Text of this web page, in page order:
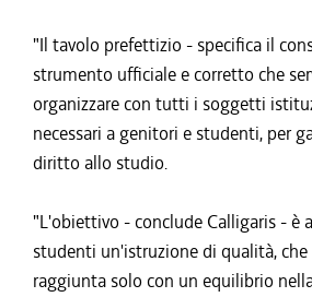
"Il tavolo prefettizio - specifica il
strumento ufficiale e corretto che
organizzare con tutti i soggetti
necessari a genitori e studenti, per
diritto allo studio.
"L'obiettivo - conclude Calligaris - è
studenti un'istruzione di qualità, che
raggiunta solo con un equilibrio